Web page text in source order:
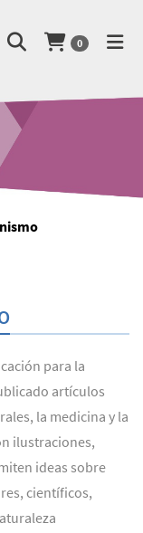
0
para la
artículos
la medicina y la
ilustraciones,
ideas sobre
científicos,